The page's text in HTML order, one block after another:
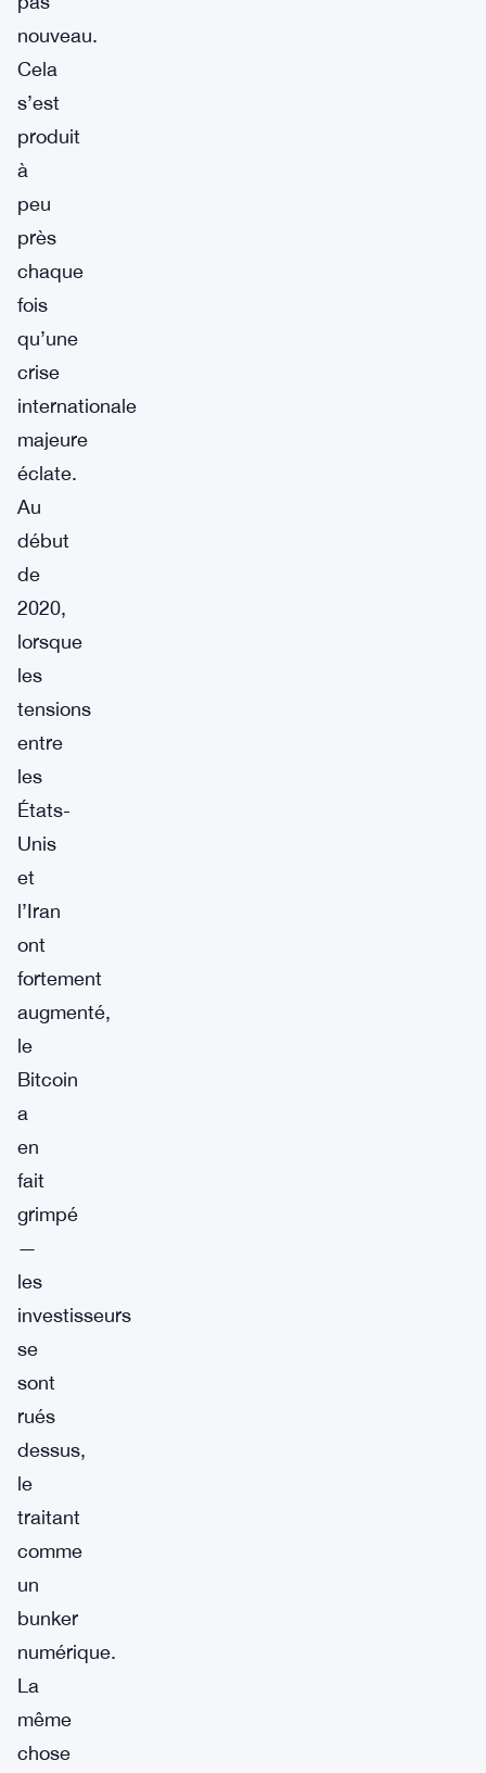
nouveau.
Cela
s’est
produit
à
peu
près
chaque
fois
qu’une
crise
internationale
majeure
éclate.
Au
début
de
2020,
lorsque
les
tensions
entre
les
États-
Unis
et
l’Iran
ont
fortement
augmenté,
le
Bitcoin
a
en
fait
grimpé
—
les
investisseurs
se
sont
rués
dessus,
le
traitant
comme
un
bunker
numérique.
La
même
chose